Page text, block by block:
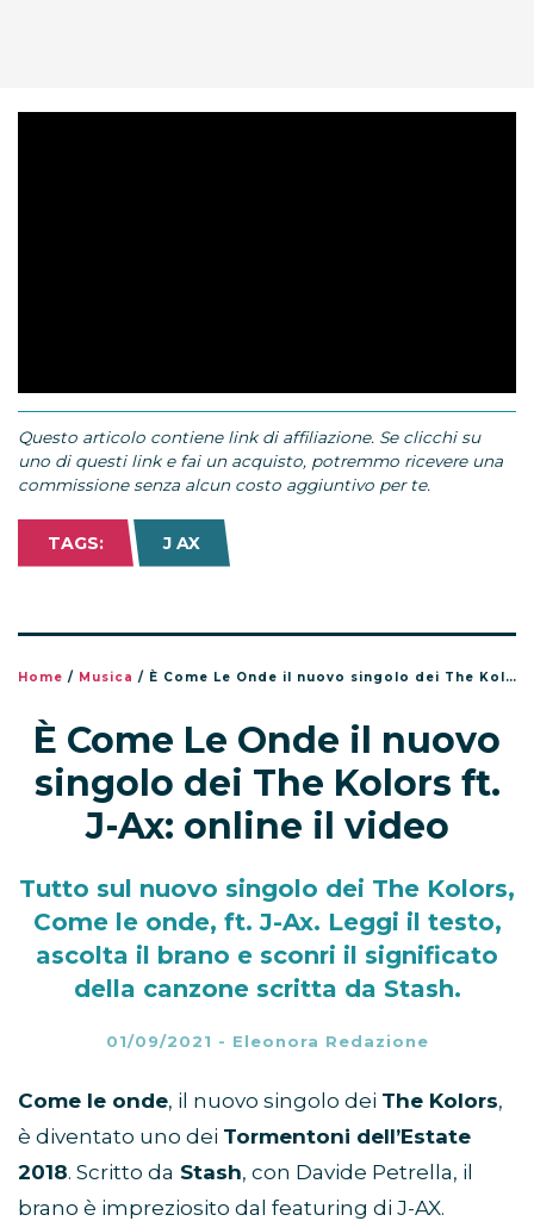
Questo articolo contiene link di affiliazione. Se clicchi su
uno di questi link e fai un acquisto, potremmo ricevere una
commissione senza alcun costo aggiuntivo per te.
TAGS: J AX
Home / Musica / È Come Le Onde il nuovo singolo dei The Kolors ft. J-Ax: online il video
È Come Le Onde il nuovo
singolo dei The Kolors ft.
J-Ax: online il video
Tutto sul nuovo singolo dei The Kolors,
Come le onde, ft. J-Ax. Leggi il testo,
ascolta il brano e sconri il significato
della canzone scritta da Stash.
01/09/2021 - Eleonora Redazione
Come le onde, il nuovo singolo dei The Kolors,
è diventato uno dei Tormentoni dell’Estate
2018. Scritto da Stash, con Davide Petrella, il
brano è impreziosito dal featuring di J-AX.